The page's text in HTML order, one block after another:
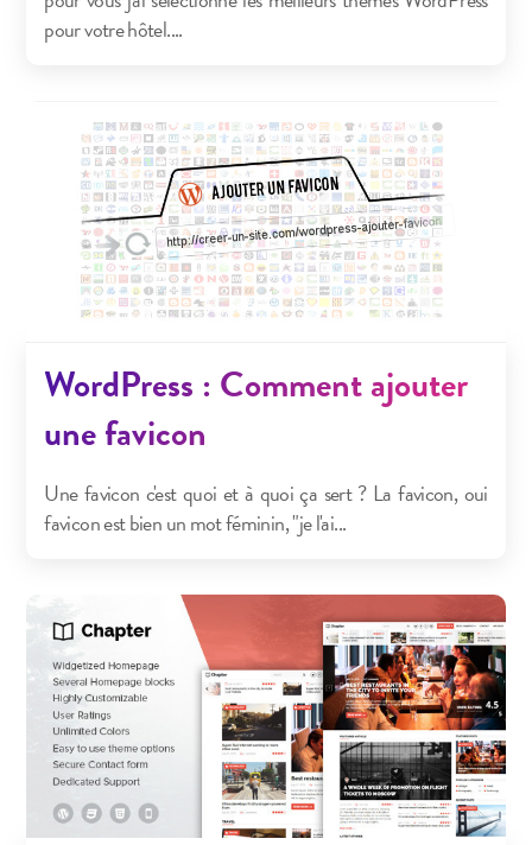
pour votre hôtel....
WordPress : Comment ajouter
une favicon
Une favicon c'est quoi et à quoi ça sert ? La favicon, oui
favicon est bien un mot féminin, "je l'ai...